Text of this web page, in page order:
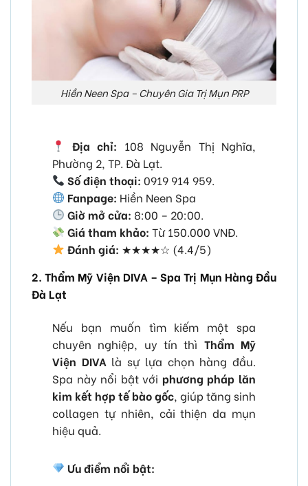
Hiền Neen Spa – Chuyên Gia Trị Mụn PRP
Địa chỉ: 108 Nguyễn Thị Nghĩa,
Phường 2, TP. Đà Lạt.
Số điện thoại: 0919 914 959.
Fanpage: Hiền Neen Spa
Giờ mở cửa: 8:00 – 20:00.
Giá tham khảo: Từ 150.000 VNĐ.
Đánh giá: ★★★★☆ (4.4/5)
2. Thẩm Mỹ Viện DIVA – Spa Trị Mụn Hàng Đầu
Đà Lạt
Nếu bạn muốn tìm kiếm một spa
chuyên nghiệp, uy tín thì Thẩm Mỹ
Viện DIVA là sự lựa chọn hàng đầu.
Spa này nổi bật với phương pháp lăn
kim kết hợp tế bào gốc, giúp tăng sinh
collagen tự nhiên, cải thiện da mụn
hiệu quả.
Ưu điểm nổi bật: